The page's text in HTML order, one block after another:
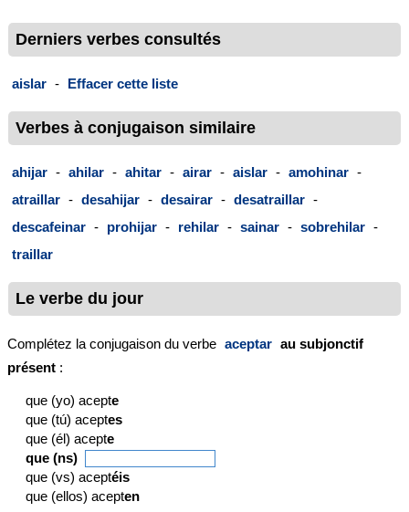
Derniers verbes consultés
aislar - Effacer cette liste
Verbes à conjugaison similaire
ahijar - ahilar - ahitar - airar - aislar - amohinar -
atraillar - desahijar - desairar - desatraillar -
descafeinar - prohijar - rehilar - sainar - sobrehilar -
traillar
Le verbe du jour
Complétez la conjugaison du verbe aceptar au subjonctif
présent :
que (yo) acepte
que (tú) aceptes
que (él) acepte
que (ns)
que (vs) aceptéis
que (ellos) acepten